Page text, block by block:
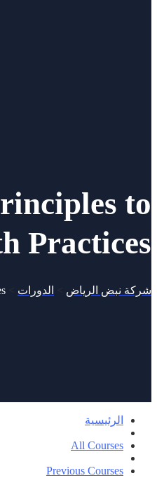
to
Practices
شركة نبض الرياض > الدورات >
الرئيسية
All Courses
Previous Courses